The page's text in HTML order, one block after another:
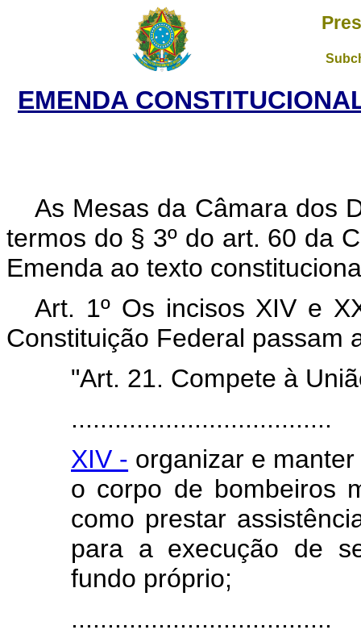
EMENDA
As Mesas da Câmara dos
termos do § 3º do art. 60 da
Emenda ao texto
Art. 1º Os incisos XIV e
Constituição Federal passam
"Art. 21. Compete à
....................................
XIV - organizar e
o corpo de bombeiros
como prestar
para a execução de
fundo próprio;
....................................